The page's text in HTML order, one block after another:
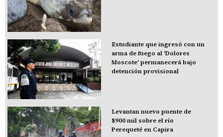
Estudiante que ingresó con un
arma de fuego al 'Dolores
Moscote' permanecerá bajo
detención provisional
Levantan nuevo puente de
$900 mil sobre el río
Perequeté en Capira